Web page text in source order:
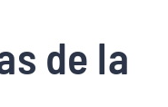
de la